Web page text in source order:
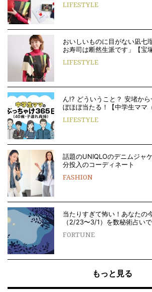
LIFESTYLE
おいしいものに目がない凪七
お寿司は断然生派です」【宝
LIFESTYLE
ん!? どういうこと？ 安堵か
ぼほぼ当たる！【中学生ママ
LIFESTYLE
話題のUNIQLOのデニムジャ
分投入のコーディネート
FASHION
当たりすぎて怖い！あなたの
（2/23〜3/1）を数秘術占い
FORTUNE
もっと見る